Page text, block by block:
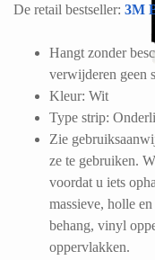
De retail bestseller: 3M
Hangt zonder
verwijderen geen
Kleur: Wit
Type strip:
Zie
ze te gebruiken.
voordat u iets
massieve, holle
behang, vinyl
oppervlakken.